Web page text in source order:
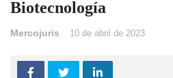
Biotecnología
Mercojuris 10 de abril de 2023